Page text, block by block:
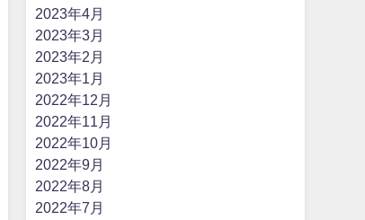
2023年4月
2023年3月
2023年2月
2023年1月
2022年12月
2022年11月
2022年10月
2022年9月
2022年8月
2022年7月